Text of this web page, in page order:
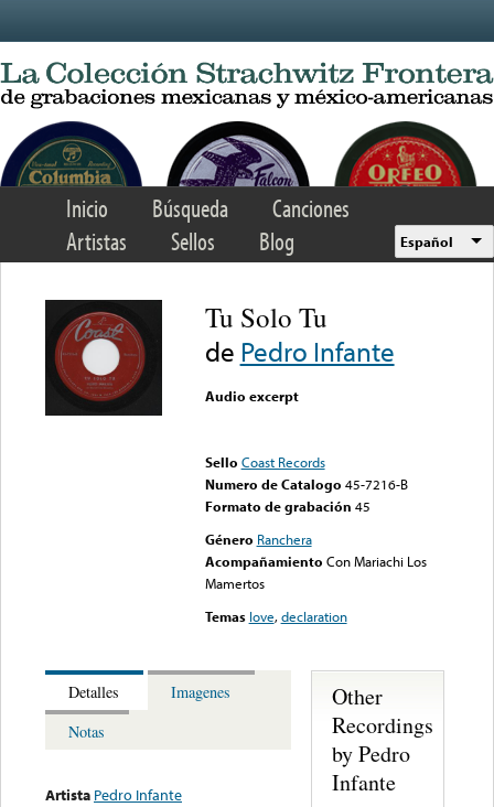
Inicio Búsqueda
Canciones
Artistas
Sellos Blog Español
Tu Solo Tu
de Pedro Infante
Audio excerpt
Sello Coast Records
Numero de Catalogo 45-7216-B
Formato de grabación 45
Género Ranchera
Acompañamiento Con Mariachi Los
Mamertos
Temas love,declaration
Detalles
Imagenes
Notas
Artista Pedro Infante
Other
Recordings
by Pedro
Infante